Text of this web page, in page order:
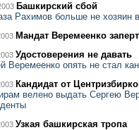
Башкирский сбой
Рахимов больше не хозяин
Мандат Веремеенко
Удостоверения не давать
Веремеенко опять не стал
Кандидат от
велено выдать Сергею
Узкая башкирская тропа